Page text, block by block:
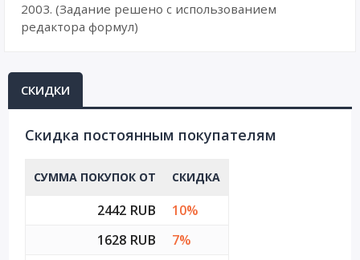
2003. (Задание решено с использованием
редактора формул)
СКИДКИ
Cкидка постоянным покупателям
СУММА ПОКУПОК ОТ СКИДКА
2442 RUB
10%
1628 RUB
7%